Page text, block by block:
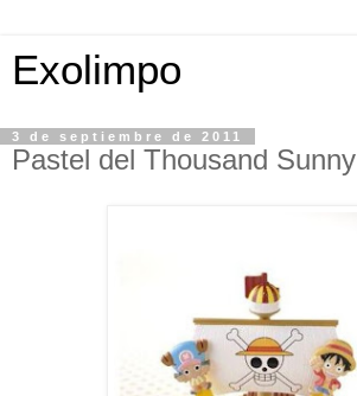
Exolimpo
3 de septiembre de 2011
Pastel del Thousand Sunny